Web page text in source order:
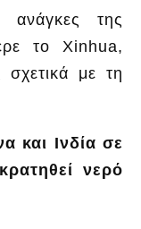
ανάγκες της
το Xinhua,
σχετικά με τη
και Ινδία σε
νερό